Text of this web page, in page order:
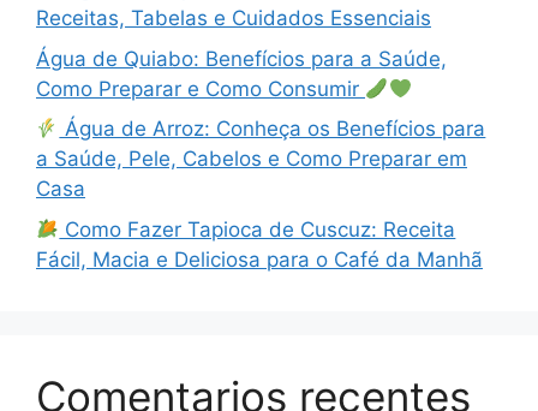
Receitas, Tabelas e Cuidados Essenciais
Água de Quiabo: Benefícios para a Saúde,
Como Preparar e Como Consumir
Água de Arroz: Conheça os Benefícios para
a Saúde, Pele, Cabelos e Como Preparar em
Casa
Como Fazer Tapioca de Cuscuz: Receita
Fácil, Macia e Deliciosa para o Café da Manhã
Comentarios recentes